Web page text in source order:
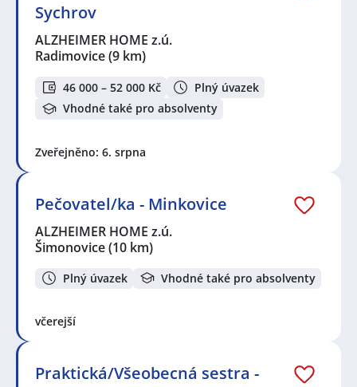
Sychrov
ALZHEIMER HOME z.ú.
Radimovice(9 km)
46 000 – 52 000 Kč
Plný úvazek
Vhodné také pro absolventy
Zveřejněno: 6. srpna
Pečovatel/ka - Minkovice
ALZHEIMER HOME z.ú.
Šimonovice(10 km)
Plný úvazek Vhodné také pro absolventy
včerejší
Praktická/Všeobecná sestra -